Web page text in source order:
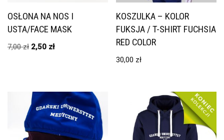
OSŁONA NA NOS I
USTA/FACE MASK
7,00zł 2,50 zł
KOSZULKA – KOLOR
FUKSJA / T-SHIRT FUCHSIA
RED COLOR
30,00 zł